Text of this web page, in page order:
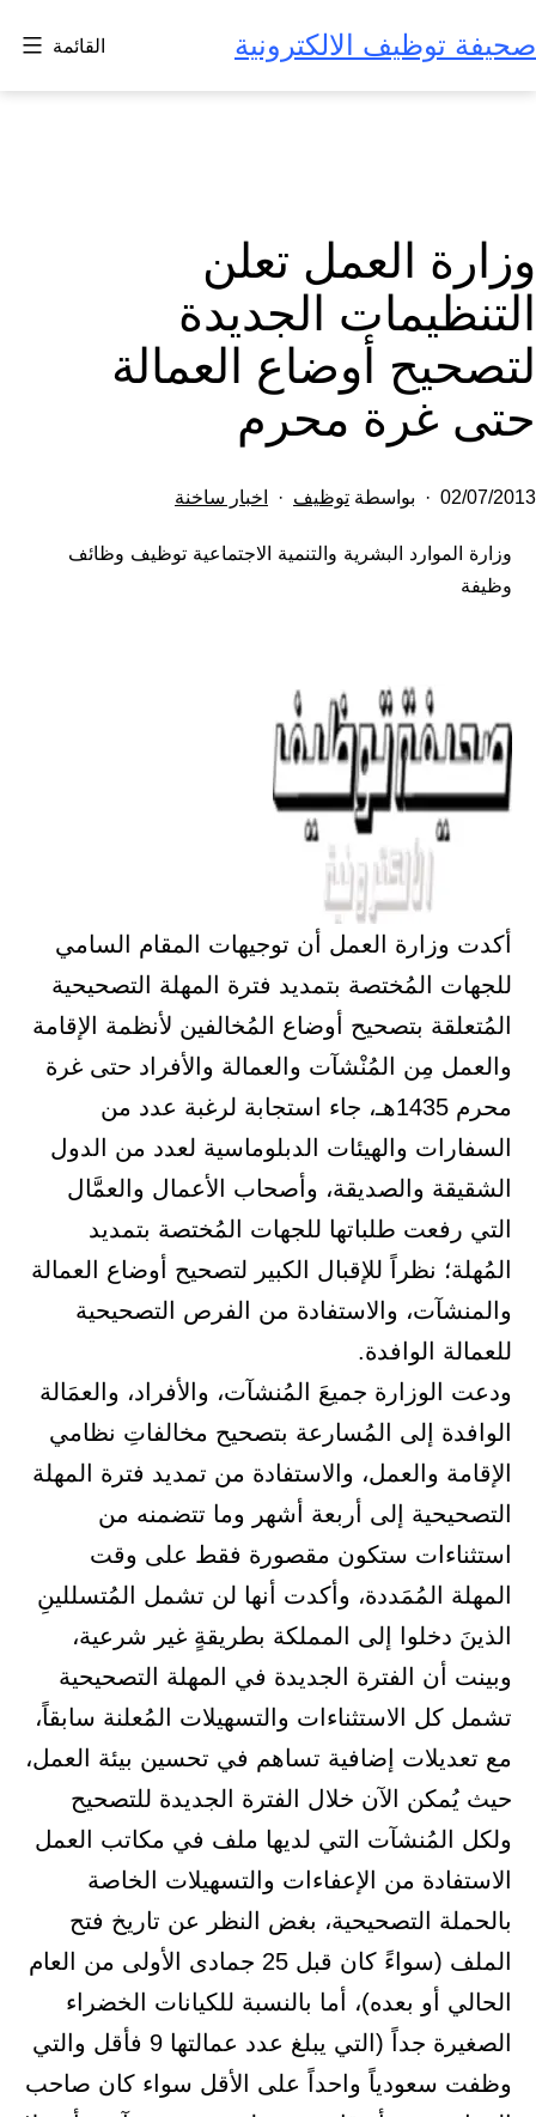
إلى
المحتوى
صحيفة توظيف الالكترونية القائمة
وزارة العمل تعلن
التنظيمات الجديدة
لتصحيح أوضاع العمالة
حتى غرة محرم
تم
في
02/07/2013 بواسطة توظيف
مصنف
اخبار ساخنة
وزارة الموارد البشرية والتنمية الاجتماعية توظيف وظائف
وظيفة
أكدت وزارة العمل أن توجيهات المقام السامي
للجهات المُختصة بتمديد فترة المهلة التصحيحية
المُتعلقة بتصحيح أوضاع المُخالفين لأنظمة الإقامة
والعمل مِن المُنْشآت والعمالة والأفراد حتى غرة
محرم 1435هـ، جاء استجابة لرغبة عدد من
السفارات والهيئات الدبلوماسية لعدد من الدول
الشقيقة والصديقة، وأصحاب الأعمال والعمَّال
التي رفعت طلباتها للجهات المُختصة بتمديد
المُهلة؛ نظراً للإقبال الكبير لتصحيح أوضاع العمالة
والمنشآت، والاستفادة من الفرص التصحيحية
للعمالة الوافدة.
ودعت الوزارة جميعَ المُنشآت، والأفراد، والعمَالة
الوافدة إلى المُسارعة بتصحيح مخالفاتِ نظامي
الإقامة والعمل، والاستفادة من تمديد فترة المهلة
التصحيحية إلى أربعة أشهر وما تتضمنه من
استثناءات ستكون مقصورة فقط على وقت
المهلة المُمَددة، وأكدت أنها لن تشمل المُتسللينِ
الذينَ دخلوا إلى المملكة بطريقةٍ غير شرعية،
وبينت أن الفترة الجديدة في المهلة التصحيحية
تشمل كل الاستثناءات والتسهيلات المُعلنة سابقاً،
مع تعديلات إضافية تساهم في تحسين بيئة العمل،
حيث يُمكن الآن خلال الفترة الجديدة للتصحيح
ولكل المُنشآت التي لديها ملف في مكاتب العمل
الاستفادة من الإعفاءات والتسهيلات الخاصة
بالحملة التصحيحية، بغض النظر عن تاريخ فتح
الملف (سواءً كان قبل 25 جمادى الأولى من العام
الحالي أو بعده)، أما بالنسبة للكيانات الخضراء
الصغيرة جداً (التي يبلغ عدد عمالتها 9 فأقل والتي
وظفت سعودياً واحداً على الأقل سواء كان صاحب